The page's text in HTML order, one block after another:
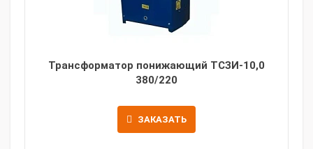
Трансформатор понижающий ТСЗИ-10,0
380/220
ЗАКАЗАТЬ